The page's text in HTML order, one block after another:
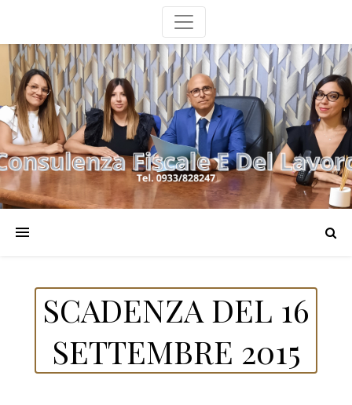
SCADENZA DEL 16
SETTEMBRE 2015